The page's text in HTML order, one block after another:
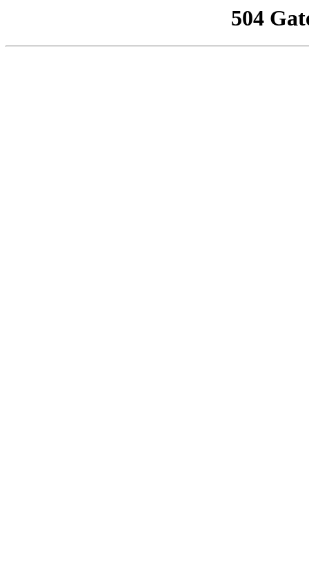
504